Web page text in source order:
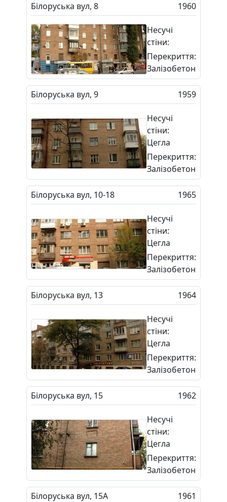
Білоруська вул, 8 1960
Несучі
стіни:
Перекриття:
Залізобетон
Білоруська вул, 9 1959
Несучі
стіни:
Цегла
Перекриття:
Залізобетон
Білоруська вул, 10-18 1965
Несучі
стіни:
Цегла
Перекриття:
Залізобетон
Білоруська вул, 13 1964
Несучі
стіни:
Цегла
Перекриття:
Залізобетон
Білоруська вул, 15 1962
Несучі
стіни:
Цегла
Перекриття:
Залізобетон
Білоруська вул, 15А 1961